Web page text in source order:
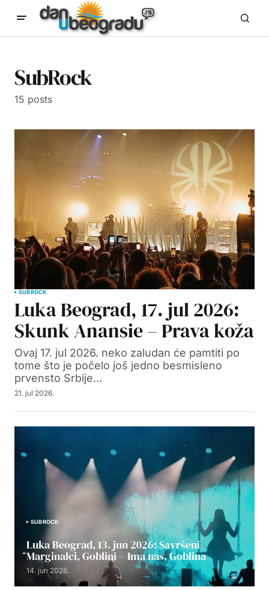
SubRock
15 posts
SUBROCK
Luka Beograd, 17. jul 2026:
Skunk Anansie – Prava koža
Ovaj 17. jul 2026. neko zaludan će pamtiti po
tome što je počelo još jedno besmisleno
prvensto Srbije…
21. jul 2026.
SUBROCK
Luka Beograd, 13. jun 2026: Savršeni
Marginalci, Goblini – Ima nas, Goblina
14. jun 2026.